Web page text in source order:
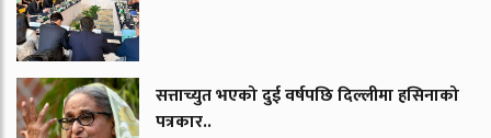
सत्ताच्युत भएको दुई वर्षपछि दिल्लीमा हसिनाको
पत्रकार..